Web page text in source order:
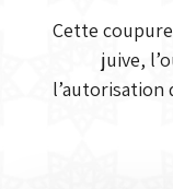
Cette
juive,
l’autorisation